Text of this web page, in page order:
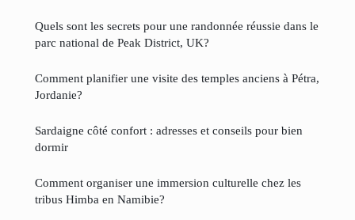
Quels sont les secrets pour une randonnée réussie dans le
parc national de Peak District, UK?
Comment planifier une visite des temples anciens à Pétra,
Jordanie?
Sardaigne côté confort : adresses et conseils pour bien
dormir
Comment organiser une immersion culturelle chez les
tribus Himba en Namibie?